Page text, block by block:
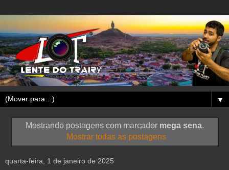
▼
Mostrando postagens com marcador mega sena.
Mostrar todas as postagens
quarta-feira, 1 de janeiro de 2025